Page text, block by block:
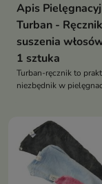
Apis
Turban -
suszenia
1 sztuka
Turban-ręcznik to
niezbędnik w